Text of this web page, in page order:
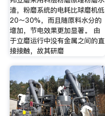
渣，粉磨系统的电耗比球磨机低
20～30%，而且随原料水分的
增加，节电效果更加显著。 由
于立磨运行中没有金属之间的直
接接触，故其研磨